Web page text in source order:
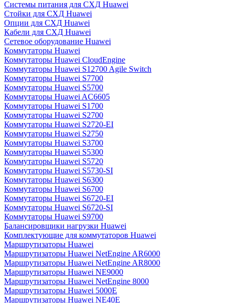
Системы питания для СХД Huawei
Стойки для СХД Huawei
Опции для СХД Huawei
Кабели для СХД Huawei
Сетевое оборудование Huawei
Коммутаторы Huawei
Коммутаторы Huawei CloudEngine
Коммутаторы Huawei S12700 Agile Switch
Коммутаторы Huawei S7700
Коммутаторы Huawei S5700
Коммутаторы Huawei AC6605
Коммутаторы Huawei S1700
Коммутаторы Huawei S2700
Коммутаторы Huawei S2720-EI
Коммутаторы Huawei S2750
Коммутаторы Huawei S3700
Коммутаторы Huawei S5300
Коммутаторы Huawei S5720
Коммутаторы Huawei S5730-SI
Коммутаторы Huawei S6300
Коммутаторы Huawei S6700
Коммутаторы Huawei S6720-EI
Коммутаторы Huawei S6720-SI
Коммутаторы Huawei S9700
Балансировщики нагрузки Huawei
Комплектующие для коммутаторов Huawei
Маршрутизаторы Huawei
Маршрутизаторы Huawei NetEngine AR6000
Маршрутизаторы Huawei NetEngine AR8000
Маршрутизаторы Huawei NE9000
Маршрутизаторы Huawei NetEngine 8000
Маршрутизаторы Huawei 5000E
Маршрутизаторы Huawei NE40E